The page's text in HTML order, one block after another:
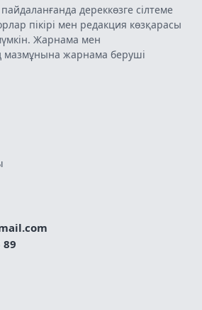
дереккөзге сілтеме
пікірі мен редакция көзқарасы
Жарнама мен
мазмұнына жарнама беруші
89